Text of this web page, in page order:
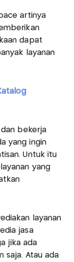
artinya
dapat
layanan
bekerja
yang ingin
Untuk itu
yang
layanan
jasa
jika ada
saja. Atau ada